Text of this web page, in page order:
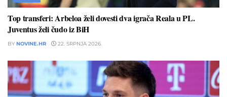
Top transferi: Arbeloa želi dovesti dva igrača Reala u PL.
Juventus želi čudo iz BiH
BY NOVINE.HR 22. SRPNJA 2026.